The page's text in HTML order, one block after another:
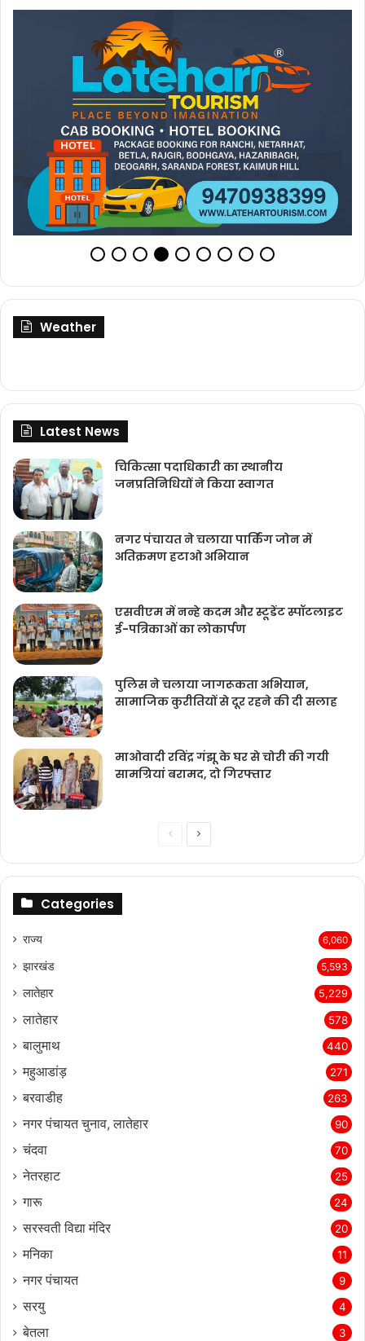
Weather
Latest News
चिकित्‍सा पदाधिकारी का स्थानीय
जनप्रतिनिधियों ने किया स्वागत
नगर पंचायत ने चलाया पार्किंग जोन में
अतिक्रमण हटाओ अभियान
एसवीएम में नन्हे कदम और स्टूडेंट स्पॉटलाइट
ई-पत्रिकाओं का लोकार्पण
पुलिस ने चलाया जागरूकता अभियान,
सामाजिक कुरीतियों से दूर रहने की दी सलाह
माओवादी रविंद्र गंझू के घर से चोरी की गयी
सामग्रियां बरामद, दो गिरफ्तार
PreviousNext
Categories
राज्‍य 6,060
झारखंड 5,593
लातेहार 5,229
लातेहार 578
बालुमाथ 440
महुआडांड़ 271
बरवाडीह 263
नगर पंचायत चुनाव, लातेहार 90
चंदवा 70
नेतरहाट 25
गारू 24
सरस्‍वती विद्या मंदिर 20
मनिका 11
नगर पंचायत 9
सरयु 4
बेतला 3